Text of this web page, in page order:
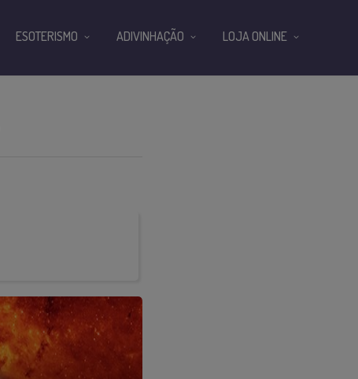
ESOTERISMO ADIVINHAÇÃO LOJA ONLINE